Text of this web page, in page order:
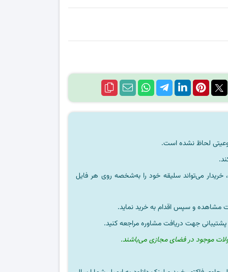
خریدار می‌تواند سلیقه خود را به‌شخصه روی هر فایل
مشاهده و سپس اقدام به خرید نماید.
جهت دریافت مشاوره مراجعه کنید.
موجود در فضای مجازی می‌باشند.